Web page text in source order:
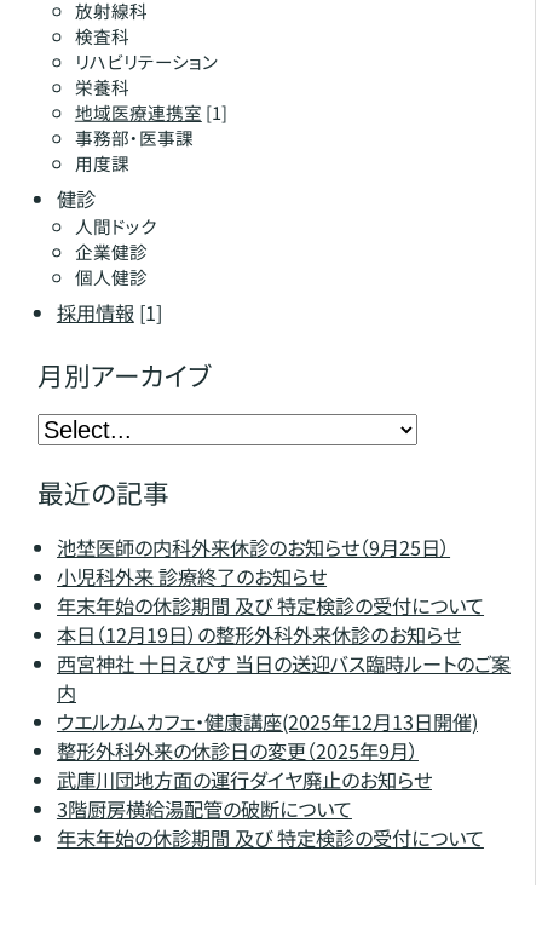
放射線科
検査科
リハビリテーション
栄養科
地域医療連携室 [1]
事務部・医事課
用度課
健診
人間ドック
企業健診
個人健診
採用情報 [1]
月別アーカイブ
最近の記事
池埜医師の内科外来休診のお知らせ（9月25日）
小児科外来 診療終了のお知らせ
年末年始の休診期間 及び 特定検診の受付について
本日（12月19日）の整形外科外来休診のお知らせ
西宮神社 十日えびす 当日の送迎バス臨時ルートのご案
内
ウエルカムカフェ・健康講座(2025年12月13日開催)
整形外科外来の休診日の変更（2025年9月）
武庫川団地方面の運行ダイヤ廃止のお知らせ
3階厨房横給湯配管の破断について
年末年始の休診期間 及び 特定検診の受付について